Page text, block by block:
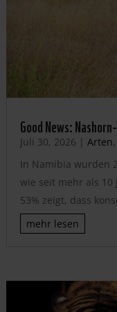
Good News:
Juli 30, 2026 | Arten,
In Namibia wurden
wie seit mehr als 10
53% zeigt, dass
mehr lesen